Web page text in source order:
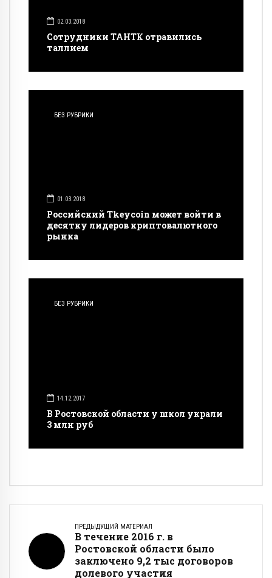
02.03.2018
Сотрудники ТАНТК отравились
таллием
БЕЗ РУБРИКИ
01.03.2018
Российский Tkeycoin может войти в
десятку лидеров криптовалютного
рынка
БЕЗ РУБРИКИ
14.12.2017
В Ростовской области у школ украли
3 млн руб
ПРЕДЫДУЩИЙ МАТЕРИАЛ
В течение 2016 г. в
Ростовской области было
заключено 9,2 тыс договоров
долевого участия